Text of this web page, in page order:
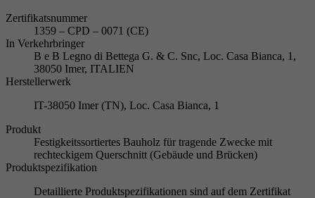
Zertifikatsnummer
1359 – CPD – 0071 (CE)
In Verkehrbringer
B e B Legno di Bettega G. & C. Snc, Loc. Casa Bianca, 1,
38050 Imer, ITALIEN
Herstellerwerk
IT-38050 Imer (TN), Loc. Casa Bianca, 1
Produkt
Festigkeitssortiertes Bauholz für tragende Zwecke mit
rechteckigem Querschnitt (Gebäude und Brücken)
Produktspezifikation
Detaillierte Produktspezifikationen sind auf dem Zertifikat